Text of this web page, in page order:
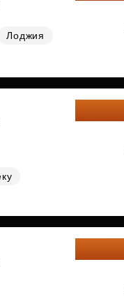
Лоджия